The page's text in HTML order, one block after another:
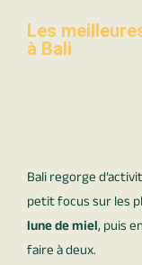
Les
à Bali
Bali regorge
petit focus sur les
lune de miel, puis
faire à deux.